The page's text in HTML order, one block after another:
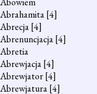
Abrahamita[4]
Abrecja[4]
Abrenuncjacja[4]
Abretia
Abrewjacja[4]
Abrewjator[4]
Abrewjatura[4]